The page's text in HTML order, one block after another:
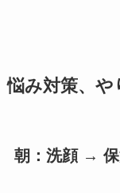
悩み対策、や
朝：洗顔 →